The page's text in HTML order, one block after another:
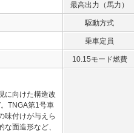
最高出力（馬力）
駆動方式
乗車定員
10.15モード燃費
に向けた構造改
TNGA第1号車
味付けが与えら
面造形など、